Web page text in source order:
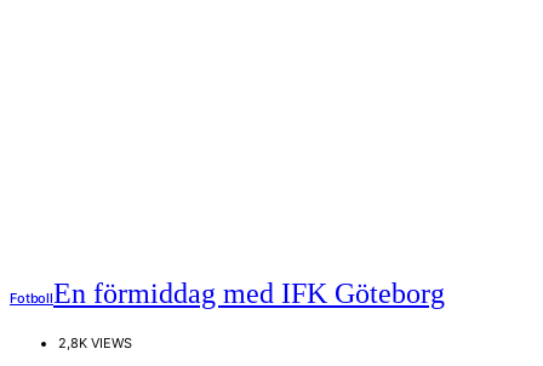
FotbollEn förmiddag med IFK Göteborg
2,8K VIEWS